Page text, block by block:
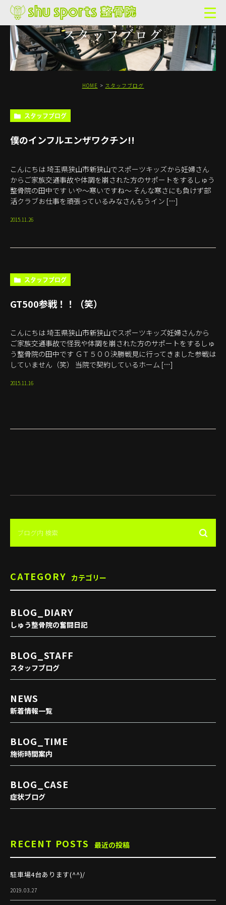
スタッフブログ
HOME スタッフブログ
スタッフブログ
僕のインフルエンザワクチン!!
こんにちは 埼玉県狭山市新狭山でスポーツキッズから妊婦さん
からご家族交通事故や体調を崩された方のサポートをするしゅう
整骨院の田中です いや～寒いですね～ そんな寒さにも負けず部
活クラブお仕事を頑張っているみなさんもうイン […]
2015.11.26
スタッフブログ
GT500参戦！！（笑）
こんにちは 埼玉県狭山市新狭山でスポーツキッズ妊婦さんから
ご家族交通事故で怪我や体調を崩された方のサポートをするしゅ
う整骨院の田中です ＧＴ５００決勝戦見に行ってきました参戦は
していません（笑） 当院で契約しているホーム […]
2015.11.16
CATEGORY カテゴリー
BLOG_DIARY
しゅう整骨院の奮闘日記
BLOG_STAFF
スタッフブログ
NEWS
新着情報一覧
BLOG_TIME
施術時間案内
BLOG_CASE
症状ブログ
RECENT POSTS 最近の投稿
駐車場4台あります(^^)/
2019.03.27